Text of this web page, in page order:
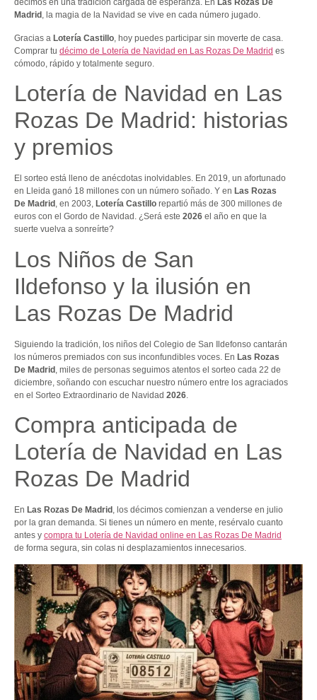
décimos en una tradición cargada de esperanza. En Las Rozas De
Madrid , la magia de la Navidad se vive en cada número jugado.
Gracias a Lotería Castillo, hoy puedes participar sin moverte de casa.
Comprar tu décimo de Lotería de Navidad en Las Rozas De Madrid es
cómodo, rápido y totalmente seguro.
Lotería de Navidad en Las
Rozas De Madrid: historias
y premios
El sorteo está lleno de anécdotas inolvidables. En 2019, un afortunado
en Lleida ganó 18 millones con un número soñado. Y en Las Rozas
De Madrid , en 2003, Lotería Castillo repartió más de 300 millones de
euros con el Gordo de Navidad. ¿Será este 2026 el año en que la
suerte vuelva a sonreírte?
Los Niños de San
Ildefonso y la ilusión en
Las Rozas De Madrid
Siguiendo la tradición, los niños del Colegio de San Ildefonso cantarán
los números premiados con sus inconfundibles voces. En Las Rozas
De Madrid , miles de personas seguimos atentos el sorteo cada 22 de
diciembre, soñando con escuchar nuestro número entre los agraciados
en el Sorteo Extraordinario de Navidad 2026
Compra anticipada de
Lotería de Navidad en Las
Rozas De Madrid
En Las Rozas De Madrid , los décimos comienzan a venderse en julio
por la gran demanda. Si tienes un número en mente, resérvalo cuanto
antes y compra tu Lotería de Navidad online en Las Rozas De Madrid
de forma segura, sin colas ni desplazamientos innecesarios.